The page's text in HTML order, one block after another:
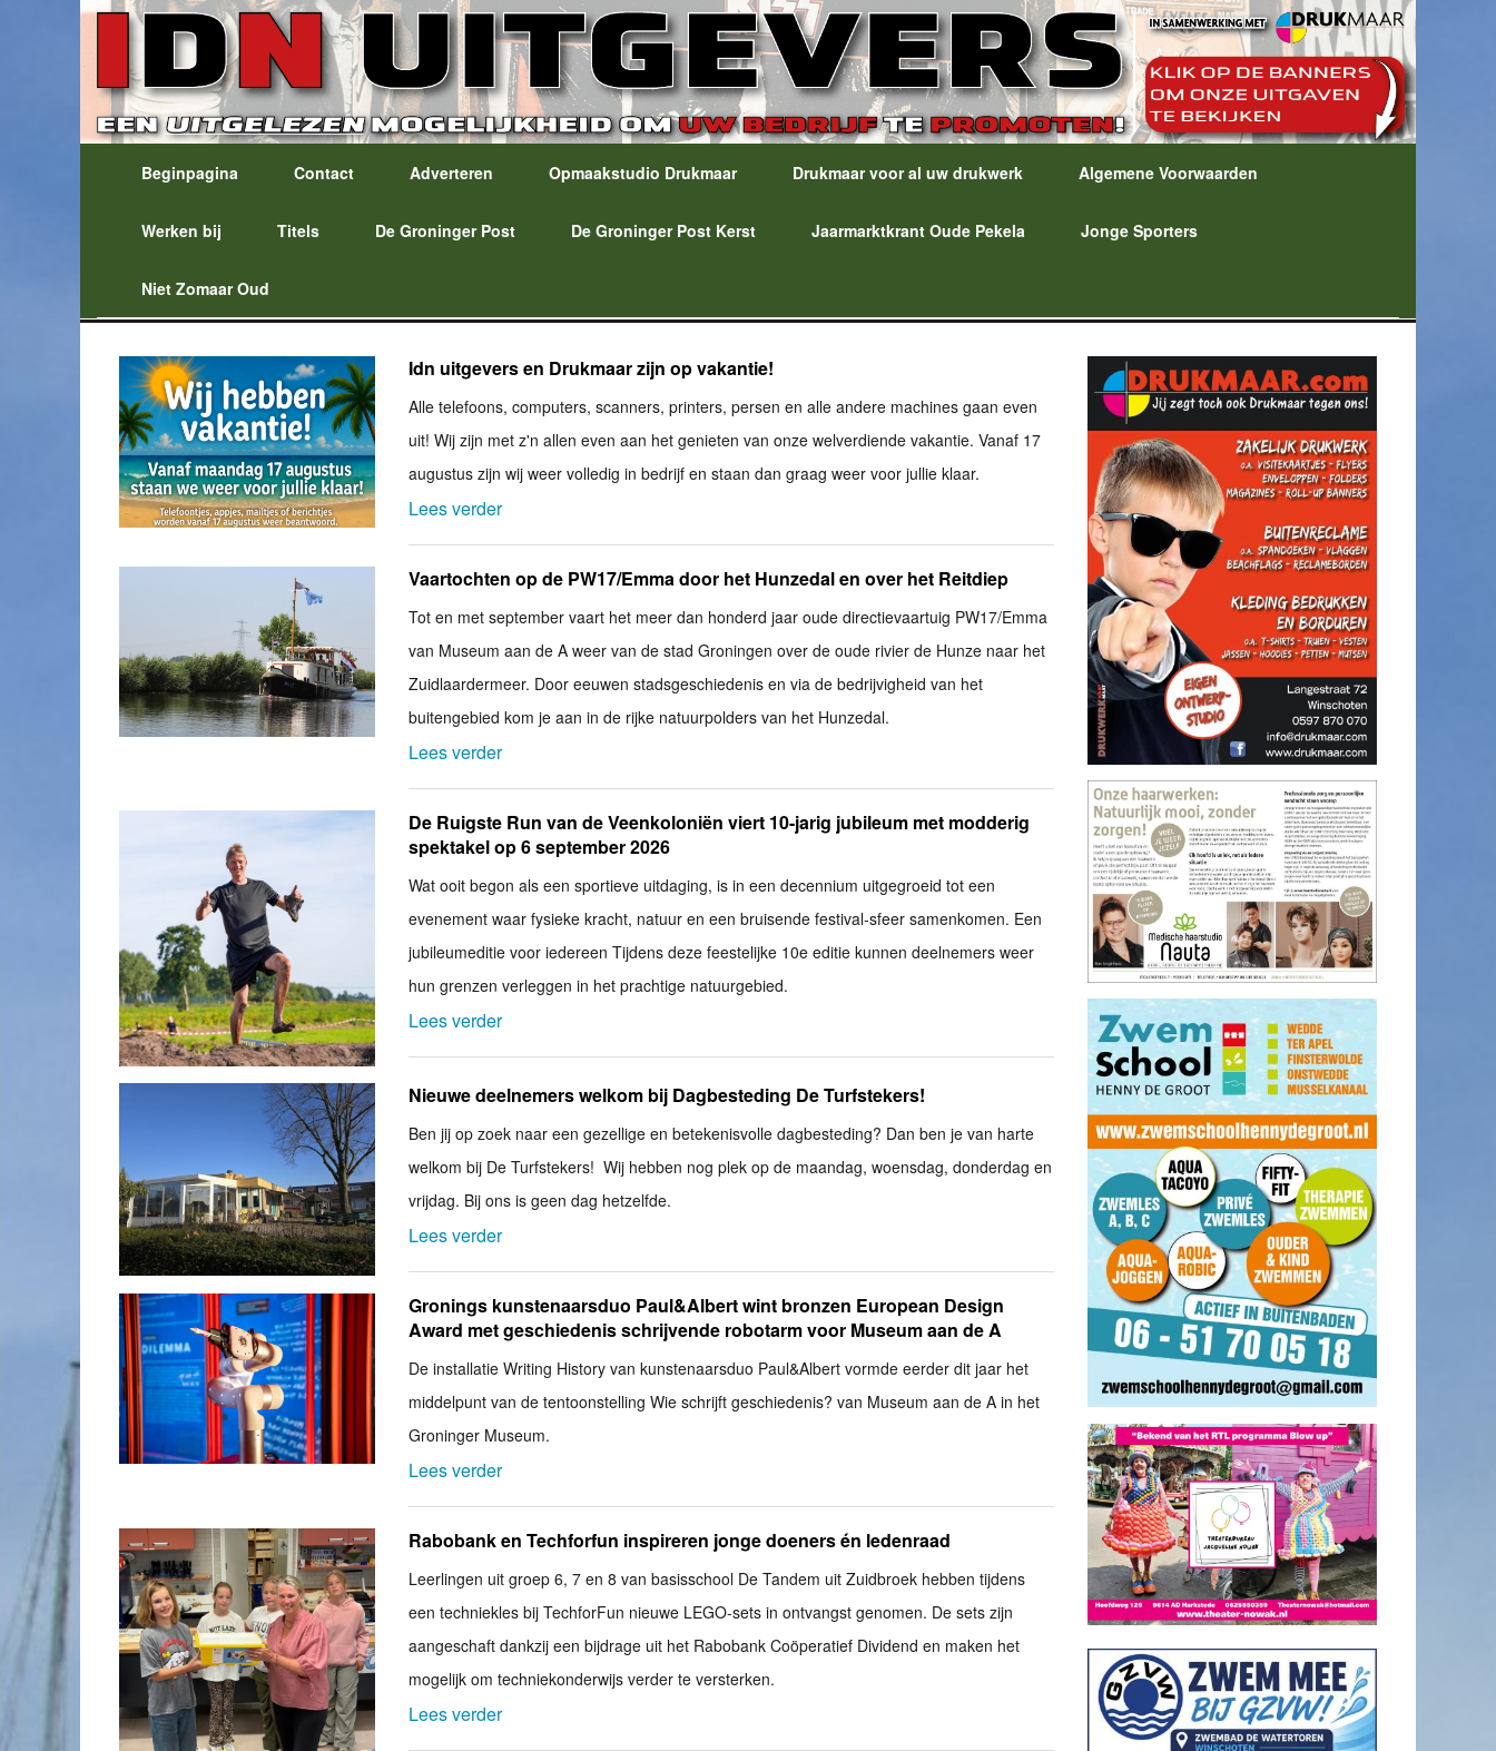
Beginpagina Contact Adverteren Opmaakstudio Drukmaar Drukmaar voor al uw drukwerk Algemene Voorwaarden
Werken bij Titels De Groninger Post De Groninger Post Kerst Jaarmarktkrant Oude Pekela Jonge Sporters
Niet Zomaar Oud
Idn uitgevers en Drukmaar zijn op vakantie!
Alle telefoons, computers, scanners, printers, persen en alle andere machines gaan even
uit! Wij zijn met z'n allen even aan het genieten van onze welverdiende vakantie. Vanaf 17
augustus zijn wij weer volledig in bedrijf en staan dan graag weer voor jullie klaar.
Lees verder
Vaartochten op de PW17/Emma door het Hunzedal en over het Reitdiep
Tot en met september vaart het meer dan honderd jaar oude directievaartuig PW17/Emma
van Museum aan de A weer van de stad Groningen over de oude rivier de Hunze naar het
Zuidlaardermeer. Door eeuwen stadsgeschiedenis en via de bedrijvigheid van het
buitengebied kom je aan in de rijke natuurpolders van het Hunzedal.
Lees verder
De Ruigste Run van de Veenkoloniën viert 10-jarig jubileum met modderig
spektakel op 6 september 2026
Wat ooit begon als een sportieve uitdaging, is in een decennium uitgegroeid tot een
evenement waar fysieke kracht, natuur en een bruisende festival-sfeer samenkomen. Een
jubileumeditie voor iedereen Tijdens deze feestelijke 10e editie kunnen deelnemers weer
hun grenzen verleggen in het prachtige natuurgebied.
Lees verder
Nieuwe deelnemers welkom bij Dagbesteding De Turfstekers!
Ben jij op zoek naar een gezellige en betekenisvolle dagbesteding? Dan ben je van harte
welkom bij De Turfstekers! Wij hebben nog plek op de maandag, woensdag, donderdag en
vrijdag. Bij ons is geen dag hetzelfde.
Lees verder
Gronings kunstenaarsduo Paul&Albert wint bronzen European Design
Award met geschiedenis schrijvende robotarm voor Museum aan de A
De installatie Writing History van kunstenaarsduo Paul&Albert vormde eerder dit jaar het
middelpunt van de tentoonstelling Wie schrijft geschiedenis? van Museum aan de A in het
Groninger Museum.
Lees verder
Rabobank en Techforfun inspireren jonge doeners én ledenraad
Leerlingen uit groep 6, 7 en 8 van basisschool De Tandem uit Zuidbroek hebben tijdens
een techniekles bij TechforFun nieuwe LEGO-sets in ontvangst genomen. De sets zijn
aangeschaft dankzij een bijdrage uit het Rabobank Coöperatief Dividend en maken het
mogelijk om techniekonderwijs verder te versterken.
Lees verder